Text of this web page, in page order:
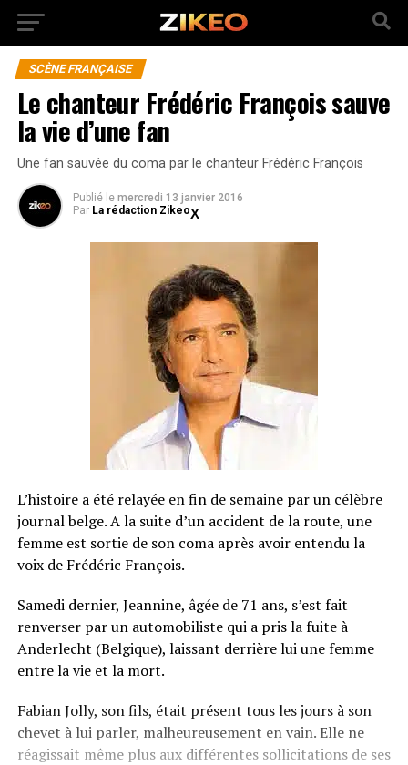
SCÈNE FRANÇAISE
Le chanteur Frédéric François sauve
la vie d’une fan
Une fan sauvée du coma par le chanteur Frédéric François
Publié le mercredi 13 janvier 2016
Par La rédaction Zikeo
L’histoire a été relayée en fin de semaine par un célèbre
journal belge. A la suite d’un accident de la route, une
femme est sortie de son coma après avoir entendu la
voix de Frédéric François.
Samedi dernier, Jeannine, âgée de 71 ans, s’est fait
renverser par un automobiliste qui a pris la fuite à
Anderlecht (Belgique), laissant derrière lui une femme
entre la vie et la mort.
Fabian Jolly, son fils, était présent tous les jours à son
chevet à lui parler, malheureusement en vain. Elle ne
réagissait même plus aux différentes sollicitations de ses